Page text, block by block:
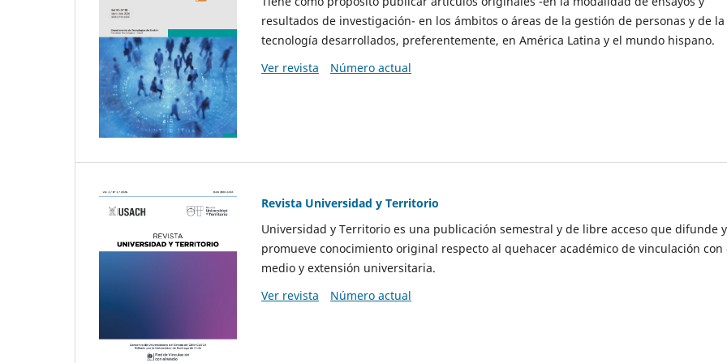
resultados de investigación- en los ámbitos o áreas de la gestión de personas y de la
tecnología desarrollados, preferentemente, en América Latina y el mundo hispano.
Ver revista
Número actual
Revista Universidad y Territorio
Universidad y Territorio es una publicación semestral y de libre acceso que difunde y
promueve conocimiento original respecto al quehacer académico de vinculación con
medio y extensión universitaria.
Ver revista
Número actual